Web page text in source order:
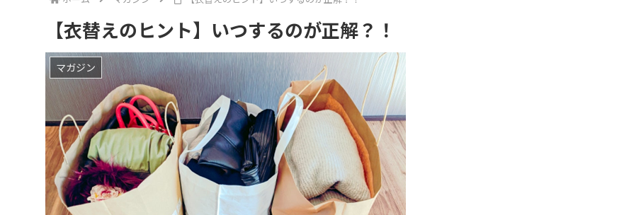
【衣替えのヒント】いつするのが正解？！
マガジン